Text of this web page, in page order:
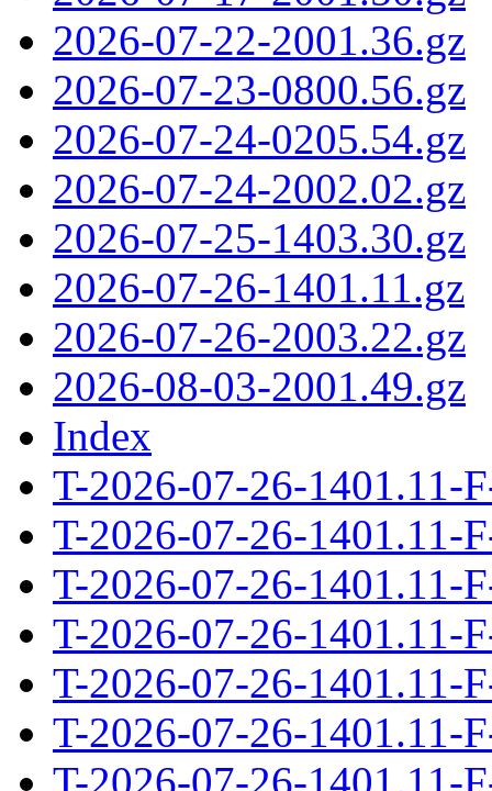
2026-07-22-2001.36.gz
2026-07-23-0800.56.gz
2026-07-24-0205.54.gz
2026-07-24-2002.02.gz
2026-07-25-1403.30.gz
2026-07-26-1401.11.gz
2026-07-26-2003.22.gz
2026-08-03-2001.49.gz
Index
T-2026-07-26-1401.11-
T-2026-07-26-1401.11-
T-2026-07-26-1401.11-
T-2026-07-26-1401.11-
T-2026-07-26-1401.11-
T-2026-07-26-1401.11-